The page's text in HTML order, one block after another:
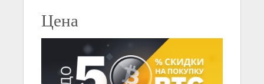
Цена